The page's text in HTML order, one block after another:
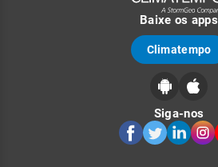
Baixe os apps
Climatempo
Siga-nos